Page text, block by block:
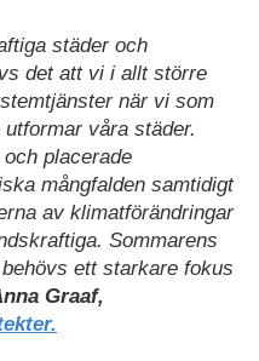
städer och
det att vi i allt större
när vi som
våra städer.
placerade
mångfalden samtidigt
av klimatförändringar
Sommarens
ett starkare fokus
Graaf,